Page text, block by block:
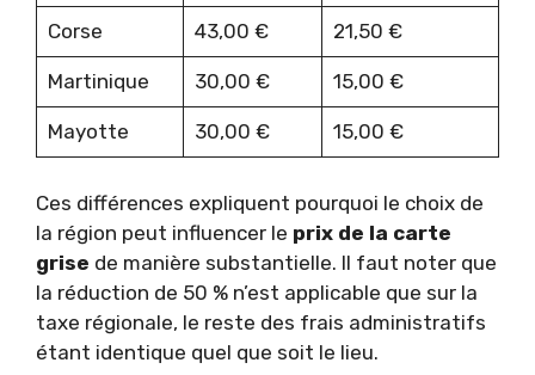
Corse 43,00 € 21,50 €
Martinique 30,00 € 15,00 €
Mayotte 30,00 € 15,00 €
Ces différences expliquent pourquoi le choix de
la région peut influencer le prix de la carte
grise de manière substantielle. Il faut noter que
la réduction de 50 % n’est applicable que sur la
taxe régionale, le reste des frais administratifs
étant identique quel que soit le lieu.